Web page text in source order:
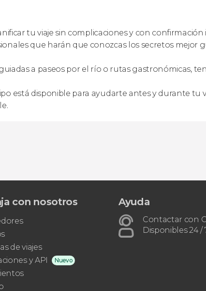
tu viaje sin complicaciones y con confirmación
que harán que conozcas los secretos mejor
a paseos por el río o rutas gastronómicas,
está disponible para ayudarte antes y durante tu
con nosotros
de viajes
y API
Nuevo
Ayuda
Contactar con
Disponibles 24 /